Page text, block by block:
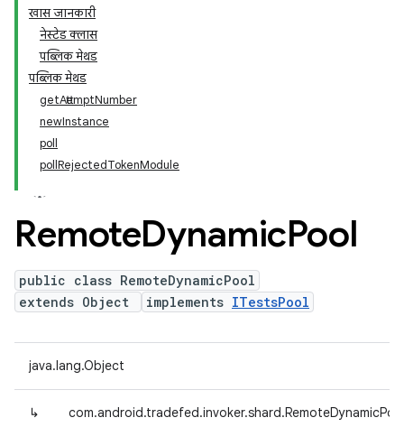
खास जानकारी
नेस्टेड क्लास
पब्लिक मेथड
पब्लिक मेथड
getAttemptNumber
newInstance
poll
pollRejectedTokenModule
RemoteDynamicPool
public class RemoteDynamicPool
extends Object
implements ITestsPool
java.lang.Object
↳